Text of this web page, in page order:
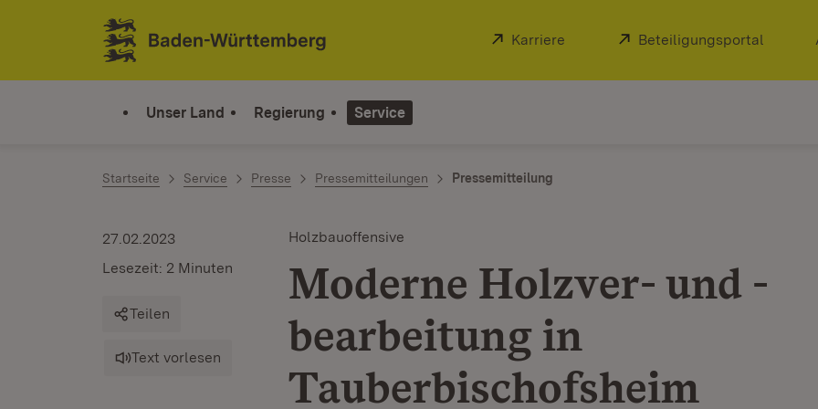
Zum Inhalt springen
Link zur Startseite
Extern:
Karriere (Öffnet in neuem Fenster)
Extern:
Beteiligungsportal
Unser Land Regierung Service
Startseite Service Presse Pressemitteilungen Pressemitteilung
Holzbauoffensive
Moderne Holzver- und -
bearbeitung in
Tauberbischofsheim
27.02.2023
Lesezeit: 2 Minuten
Teilen
Text vorlesen